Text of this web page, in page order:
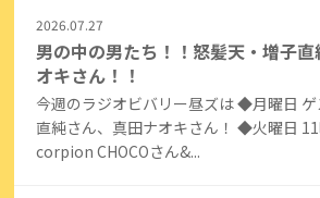
2026.07.27
男の中の男たち！！怒髪天・増子
オキさん！！
今週のラジオビバリー昼ズは ◆月曜日
直純さん、真田ナオキさん！ ◆火曜日
corpion CHOCOさん&...